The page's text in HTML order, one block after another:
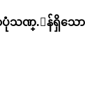
ောပုံသဏ္.ာန်